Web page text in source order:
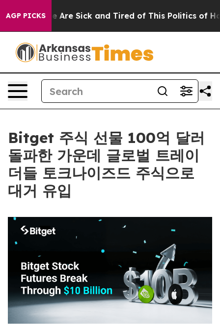
AGP PICKSAre Sick and Tired of This Politics of Hatred”
Bitget 주식 선물 100억 달러
돌파한 가운데 글로벌 트레이
더들 토크나이즈드 주식으로
대거 유입